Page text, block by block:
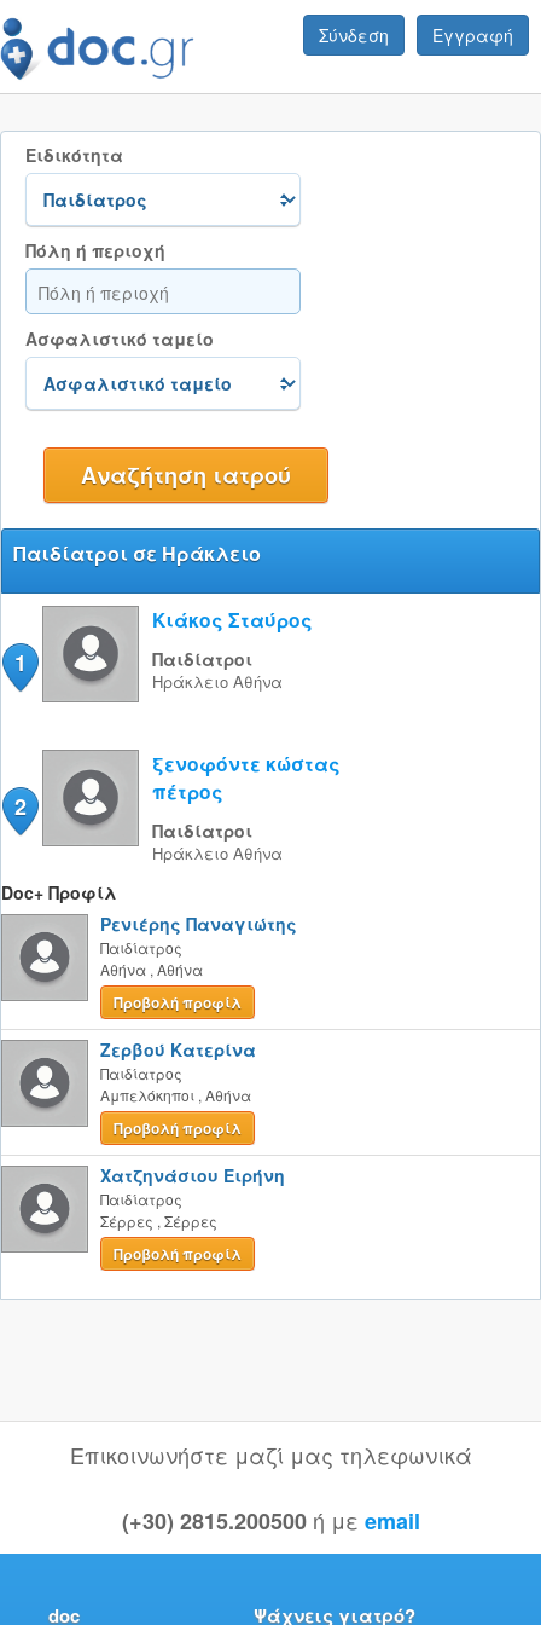
Σύνδεση Εγγραφή
Ειδικότητα
Πόλη ή περιοχή
Ασφαλιστικό ταμείο
Παιδίατροι σε Ηράκλειο
1
Κιάκος Σταύρος
Παιδίατροι
Ηράκλειο Αθήνα
2
ξενοφόντε κώστας
πέτρος
Παιδίατροι
Ηράκλειο Αθήνα
Doc+ Προφίλ
Ρενιέρης Παναγιώτης
Παιδίατρος
Αθήνα , Αθήνα
Προβολή προφίλ
Ζερβού Κατερίνα
Παιδίατρος
Αμπελόκηποι , Αθήνα
Προβολή προφίλ
Χατζηνάσιου Ειρήνη
Παιδίατρος
Σέρρες , Σέρρες
Προβολή προφίλ
Επικοινωνήστε μαζί μας τηλεφωνικά
(+30) 2815.200500 ή με email
doc Ψάχνεις γιατρό?